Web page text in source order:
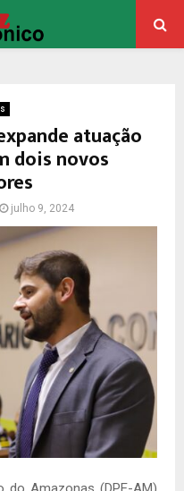
atuação
dois novos
julho 9, 2024